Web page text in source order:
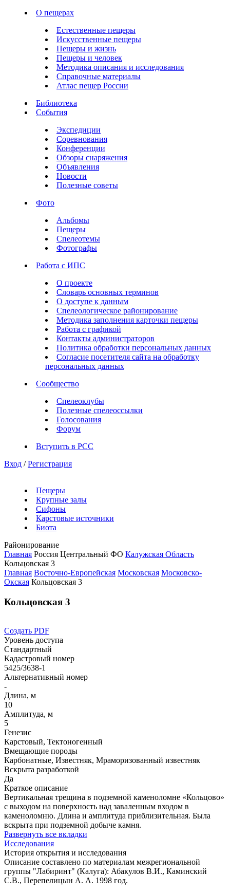
О пещерах
Естественные пещеры
Искусственные пещеры
Пещеры и жизнь
Пещеры и человек
Методика описания и исследования
Справочные материалы
Атлас пещер России
Библиотека
События
Экспедиции
Соревнования
Конференции
Обзоры снаряжения
Объявления
Новости
Полезные советы
Фото
Альбомы
Пещеры
Спелеотемы
Фотографы
Работа с ИПС
О проекте
Словарь основных терминов
О доступе к данным
Спелеологическое районирование
Методика заполнения карточки пещеры
Работа с графикой
Контакты администраторов
Политика обработки персональных данных
Согласие посетителя сайта на обработку
персональных данных
Сообщество
Спелеоклубы
Полезные спелеоссылки
Голосования
Форум
Вступить в РСС
Вход / Регистрация
Пещеры
Крупные залы
Сифоны
Карстовые источники
Биота
Районирование
Главная Россия Центральный ФО Калужская Область
Кольцовская 3
Главная Восточно-Европейская Московская Московско-
Окская Кольцовская 3
Кольцовская 3
Создать PDF
Уровень доступа
Стандартный
Кадастровый номер
5425/3638-1
Альтернативный номер
-
Длина, м
10
Амплитуда, м
5
Генезис
Карстовый, Тектоногенный
Вмещающие породы
Карбонатные, Известняк, Мраморизованный известняк
Вскрыта разработкой
Да
Краткое описание
Вертикальная трещина в подземной каменоломне «Кольцово»
с выходом на поверхность над заваленным входом в
каменоломню. Длина и амплитуда приблизительная. Была
вскрыта при подземной добыче камня.
Развернуть все вкладки
Исследования
История открытия и исследования
Описание составлено по материалам межрегиональной
группы "Лабиринт" (Калуга): Абакулов В.И., Каминский
С.В., Перепелицын А. А. 1998 год.